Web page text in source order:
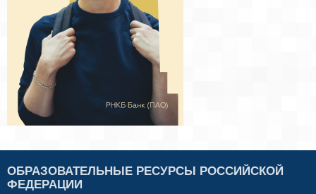
ОБРАЗОВАТЕЛЬНЫЕ РЕСУРСЫ РОССИЙСКОЙ
ФЕДЕРАЦИИ